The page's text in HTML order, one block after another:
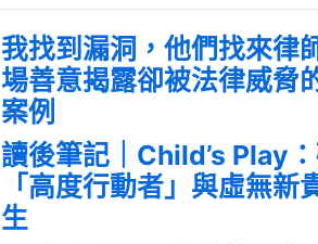
我找到漏洞，他們找來律
場善意揭露卻被法律威脅
案例
讀後筆記｜Child’s Play
「高度行動者」與虛無新
生